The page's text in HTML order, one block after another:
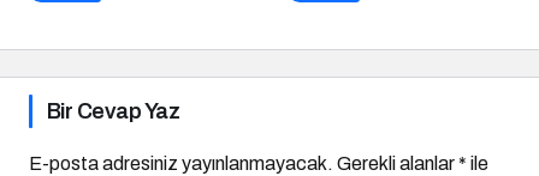
Bir Cevap Yaz
E-posta adresiniz yayınlanmayacak. Gerekli alanlar* ile